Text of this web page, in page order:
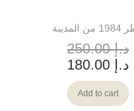
د.إ250.00
د.إ 180.00
Add to cart